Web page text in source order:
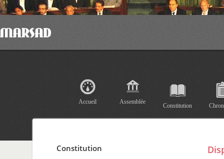
Accueil Assemblée
Constitution
Constitution